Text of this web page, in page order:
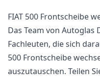
FIAT 500 Frontscheibe
Das Team von Autoglas
Fachleuten, die sich
500 Frontscheibe
auszutauschen. Teilen